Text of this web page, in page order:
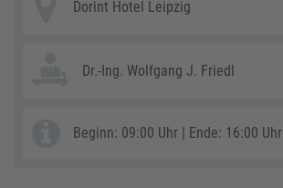
Dorint Hotel Leipzig
Dr.-Ing. Wolfgang J. Friedl
Beginn: 09:00 Uhr | Ende: 16:00 Uhr